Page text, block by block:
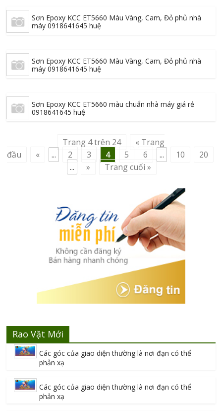
Sơn Epoxy KCC ET5660 Màu Vàng, Cam, Đỏ phủ nhà
máy 0918641645 huệ
Sơn Epoxy KCC ET5660 Màu Vàng, Cam, Đỏ phủ nhà
máy 0918641645 huệ
Sơn Epoxy KCC ET5660 màu chuẩn nhà máy giá rẻ
0918641645 huệ
Trang 4 trên 24
« Trang
đầu
« ... 2 3 4 5 6 ... 10
20
...
» Trang cuối »
Rao Vặt Mới
Các góc của giao diện thường là nơi đạn có thể
phản xạ
Các góc của giao diện thường là nơi đạn có thể
phản xạ